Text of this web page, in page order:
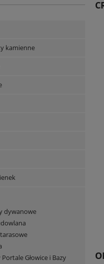
kamienne
dywanowe
Głowice i Bazy